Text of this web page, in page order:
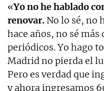
«Yo no he hablado
renovar. No lo sé, no
hace años, no sé más
periódicos. Yo hago
Madrid no pierda el
Pero es verdad que
y ahora ingresamos